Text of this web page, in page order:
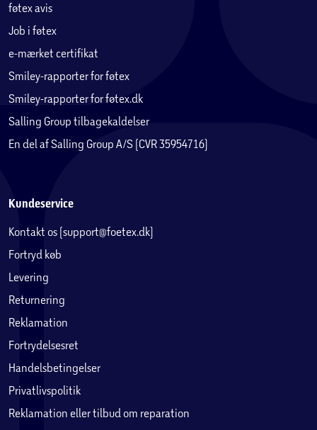
føtex avis
Job i føtex
e-mærket certifikat
Smiley-rapporter for føtex
Smiley-rapporter for føtex.dk
Salling Group tilbagekaldelser
En del af Salling Group A/S (CVR 35954716)
Kundeservice
Kontakt os (support@foetex.dk)
Fortryd køb
Levering
Returnering
Reklamation
Fortrydelsesret
Handelsbetingelser
Privatlivspolitik
Reklamation eller tilbud om reparation